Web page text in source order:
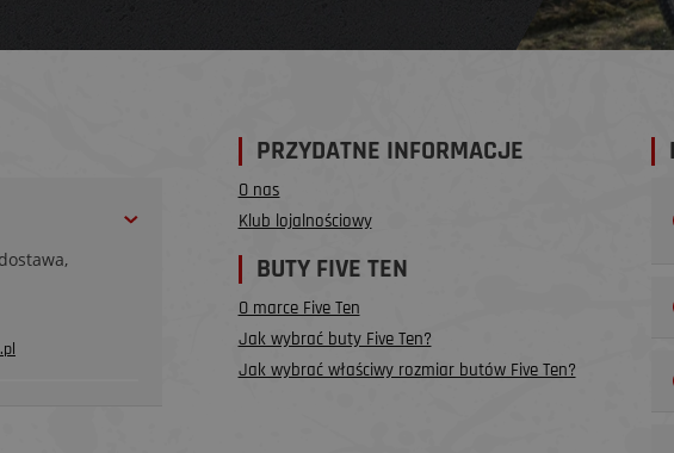
PRZYDATNE INFORMACJE
O nas
Klub lojalnościowy
BUTY FIVE TEN
O marce Five Ten
Jak wybrać buty Five Ten?
Jak wybrać właściwy rozmiar butów Five Ten?